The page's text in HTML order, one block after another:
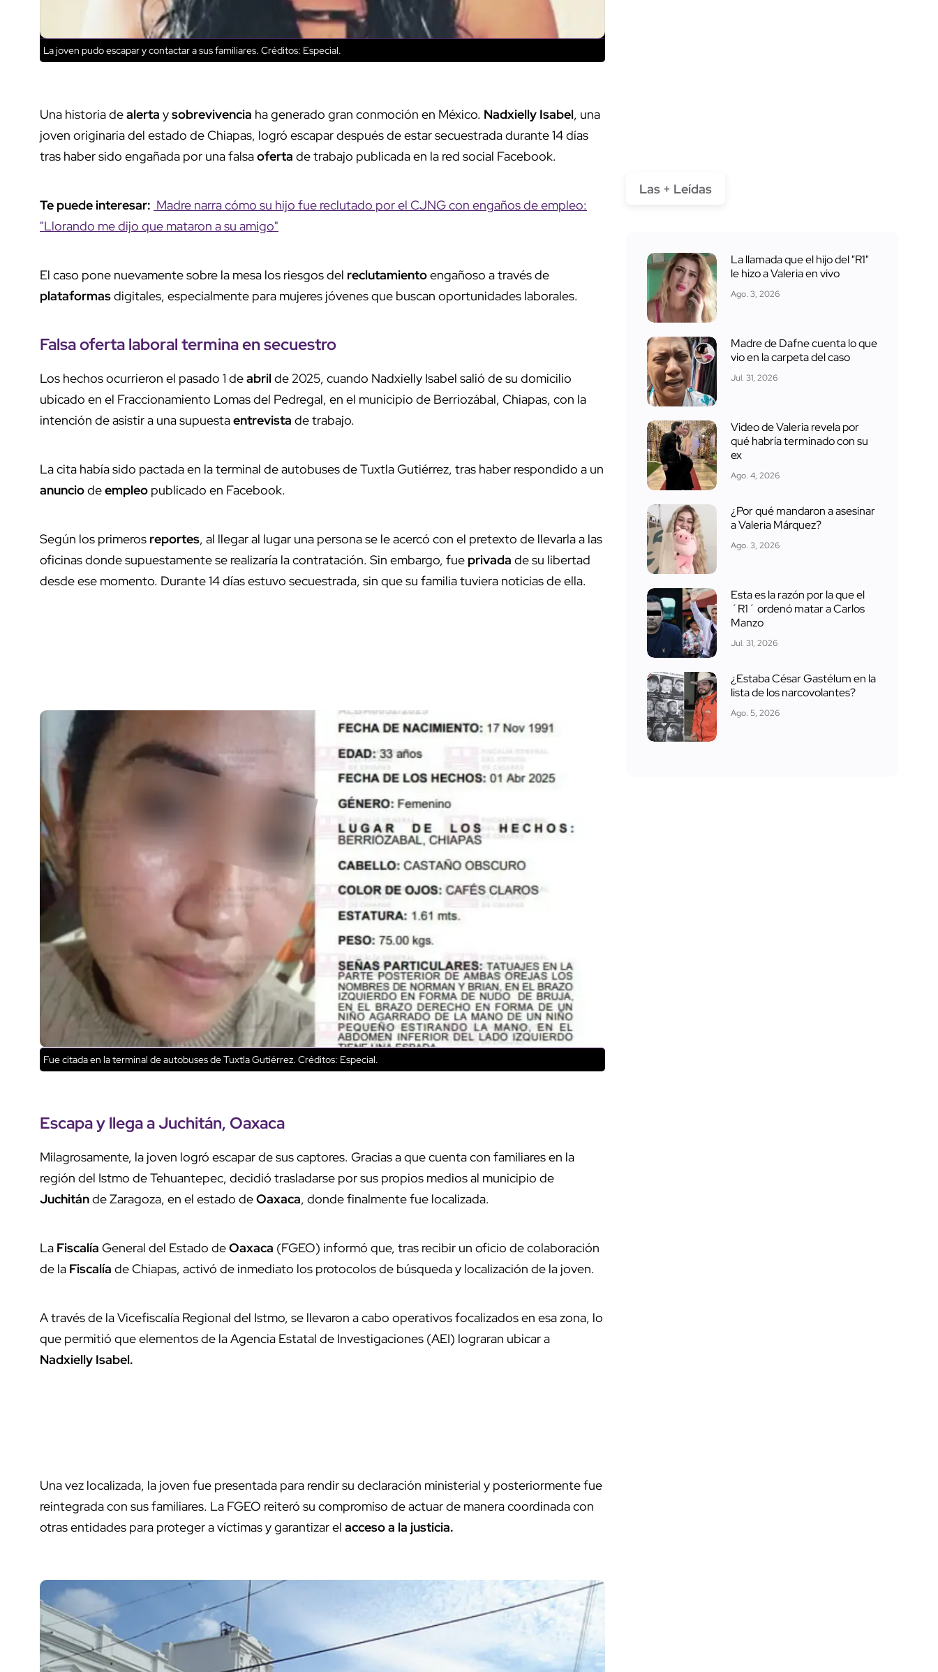
La joven pudo escapar y contactar a sus familiares. Créditos: Especial.
Una historia dealerta ysobrevivencia ha generado gran conmoción en México. Nadxielly Isabel, una
joven originaria del estado de Chiapas, logró escapar después de estar secuestrada durante 14 días
tras haber sido engañada por una falsaoferta de trabajo publicada en la red social Facebook.
Te puede interesar: Madre narra cómo su hijo fue reclutado por el CJNG con engaños de empleo:
"Llorando me dijo que mataron a su amigo"
El caso pone nuevamente sobre la mesa los riesgos del reclutamientoengañoso a través de
plataformasdigitales, especialmente para mujeres jóvenes que buscan oportunidades laborales.
Falsaofertalaboral termina ensecuestro
Los hechos ocurrieron el pasado 1 deabrilde 2025, cuando Nadxielly Isabel salió de su domicilio
ubicado en el Fraccionamiento Lomas del Pedregal, en el municipio de Berriozábal, Chiapas, con la
intención de asistir a una supuestaentrevista de trabajo.
La cita había sido pactada en la terminal de autobuses de Tuxtla Gutiérrez, tras haber respondido a un
anunciodeempleo publicado en Facebook.
Según los primeros reportes, al llegar al lugar una persona se le acercó con el pretexto de llevarla a las
oficinas donde supuestamente se realizaría la contratación. Sin embargo, fue privada de su libertad
desde ese momento. Durante 14 días estuvo secuestrada, sin que su familia tuviera noticias de ella.
Fue citada en la terminal de autobuses de Tuxtla Gutiérrez. Créditos: Especial.
Escapa y llega aJuchitán, Oaxaca
Milagrosamente, la joven logró escapar de sus captores. Gracias a que cuenta con familiares en la
región del Istmo de Tehuantepec, decidió trasladarse por sus propios medios al municipio de
Juchitánde Zaragoza, en el estado deOaxaca, donde finalmente fue localizada.
La Fiscalía General del Estado deOaxaca (FGEO) informó que, tras recibir un oficio de colaboración
de la Fiscalía de Chiapas, activó de inmediato los protocolos de búsqueda y localización de la joven.
A través de la Vicefiscalía Regional del Istmo, se llevaron a cabo operativos focalizados en esa zona, lo
que permitió que elementos de la Agencia Estatal de Investigaciones (AEI) lograran ubicar a
Nadxielly Isabel.
Una vez localizada, la joven fue presentada para rendir su declaración ministerial y posteriormente fue
reintegrada con sus familiares. La FGEO reiteró su compromiso de actuar de manera coordinada con
otras entidades para proteger a víctimas y garantizar el acceso a la justicia.
Las + Leídas
La llamada que el hijo del "R1"
le hizo a Valeria en vivo
Ago. 3, 2026
Madre de Dafne cuenta lo que
vio en la carpeta del caso
Jul. 31, 2026
Video de Valeria revela por
qué habría terminado con su
ex
Ago. 4, 2026
¿Por qué mandaron a asesinar
a Valeria Márquez?
Ago. 3, 2026
Esta es la razón por la que el
´R1´ ordenó matar a Carlos
Manzo
Jul. 31, 2026
¿Estaba César Gastélum en la
lista de los narcovolantes?
Ago. 5, 2026